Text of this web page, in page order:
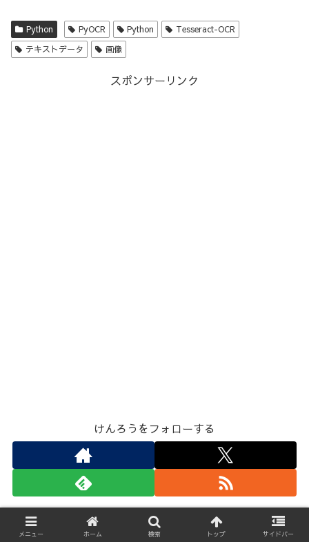
Python PyOCR Python
Tesseract-OCR
テキストデータ
画像
スポンサーリンク
けんろうをフォローする
けんろう
メニュー ホーム 検索 トップ サイドバー